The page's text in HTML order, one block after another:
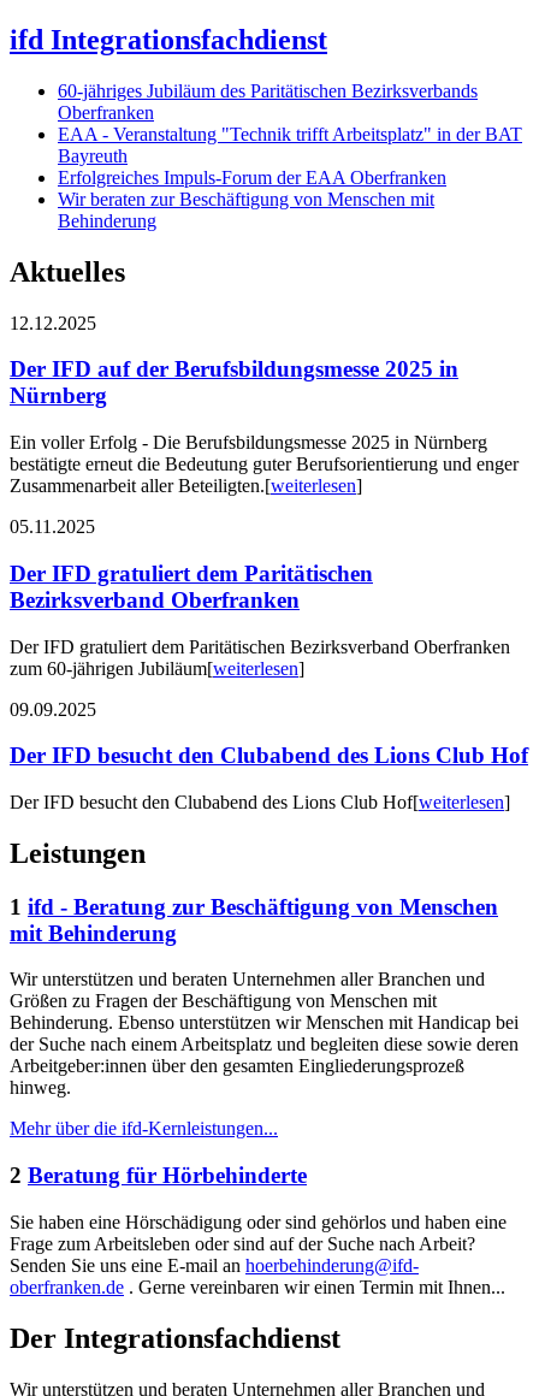
ifd Integrationsfachdienst
60-jähriges Jubiläum des Paritätischen Bezirksverbands
Oberfranken
EAA - Veranstaltung "Technik trifft Arbeitsplatz" in der BAT
Bayreuth
Erfolgreiches Impuls-Forum der EAA Oberfranken
Wir beraten zur Beschäftigung von Menschen mit
Behinderung
Aktuelles
12.12.2025
Der IFD auf der Berufsbildungsmesse 2025 in
Nürnberg
Ein voller Erfolg - Die Berufsbildungsmesse 2025 in Nürnberg
bestätigte erneut die Bedeutung guter Berufsorientierung und enger
Zusammenarbeit aller Beteiligten.[weiterlesen]
05.11.2025
Der IFD gratuliert dem Paritätischen
Bezirksverband Oberfranken
Der IFD gratuliert dem Paritätischen Bezirksverband Oberfranken
zum 60-jährigen Jubiläum[weiterlesen]
09.09.2025
Der IFD besucht den Clubabend des Lions Club Hof
Der IFD besucht den Clubabend des Lions Club Hof[weiterlesen]
Leistungen
1 ifd - Beratung zur Beschäftigung von Menschen
mit Behinderung
Wir unterstützen und beraten Unternehmen aller Branchen und
Größen zu Fragen der Beschäftigung von Menschen mit
Behinderung. Ebenso unterstützen wir Menschen mit Handicap bei
der Suche nach einem Arbeitsplatz und begleiten diese sowie deren
Arbeitgeber:innen über den gesamten Eingliederungsprozeß
hinweg.
Mehr über die ifd-Kernleistungen...
2 Beratung für Hörbehinderte
Sie haben eine Hörschädigung oder sind gehörlos und haben eine
Frage zum Arbeitsleben oder sind auf der Suche nach Arbeit?
Senden Sie uns eine E-mail an hoerbehinderung@ifd-
oberfranken.de . Gerne vereinbaren wir einen Termin mit Ihnen...
Der Integrationsfachdienst
Wir unterstützen und beraten Unternehmen aller Branchen und